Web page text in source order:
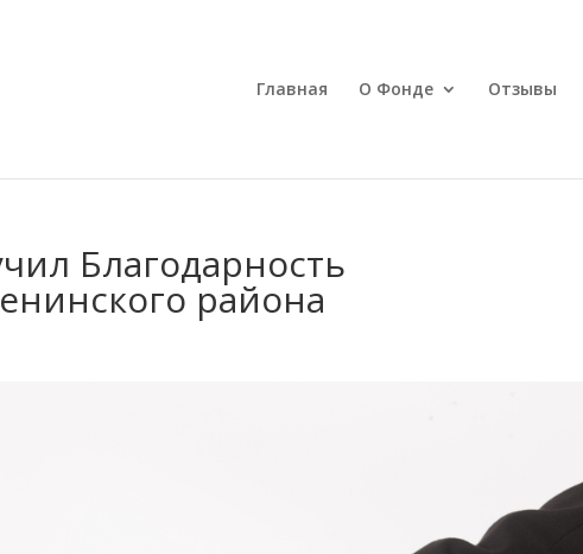
Главная О Фонде Отзывы
Благодарность
района